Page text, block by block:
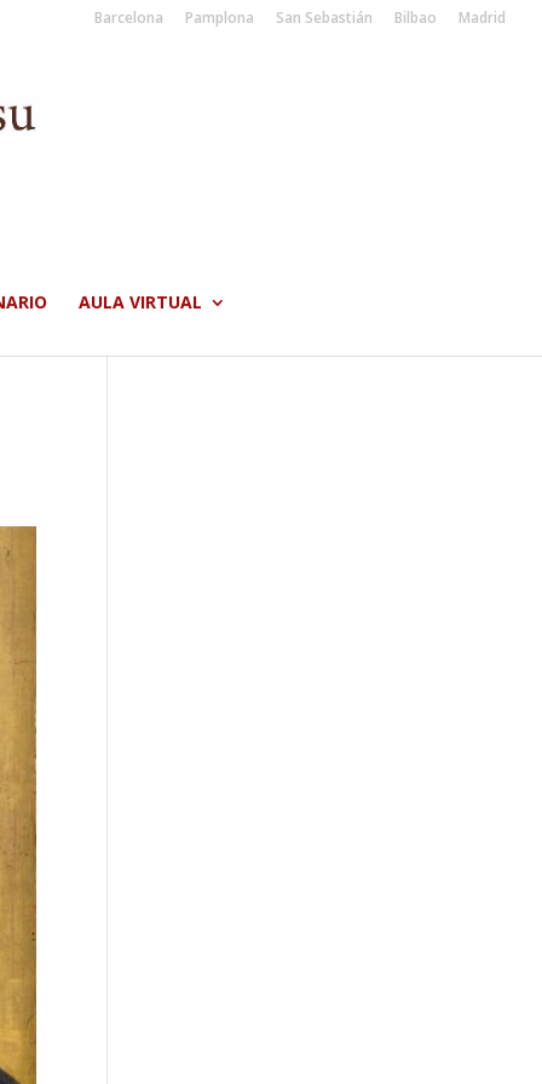
Barcelona Pamplona San Sebastián Bilbao Madrid
AULA VIRTUAL